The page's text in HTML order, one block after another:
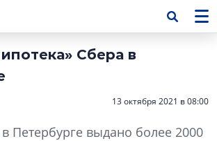
Сбера в
13 октября 2021 в 08:00
Петербурге выдано более 2000